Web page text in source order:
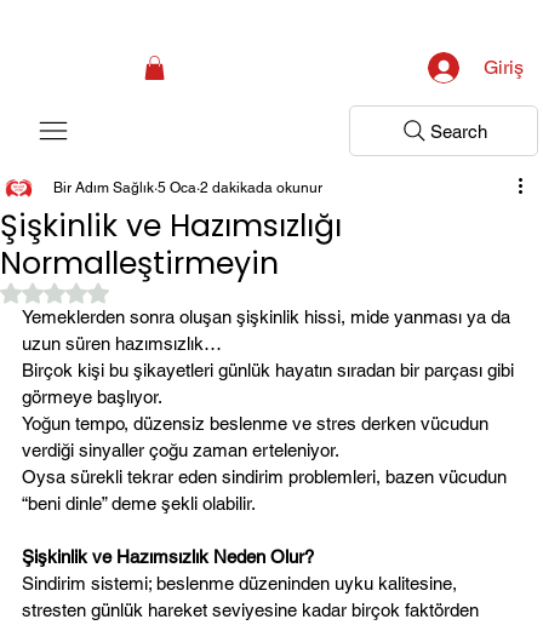
Giriş
Search
Şişkinlik ve Hazımsızlığı
Normalleştirmeyin
Bir Adım Sağlık 5 Oca 2 dakikada okunur
5 üzerinden NaN yıldız
Yemeklerden sonra oluşan şişkinlik hissi, mide yanması ya da
uzun süren hazımsızlık…
Birçok kişi bu şikayetleri günlük hayatın sıradan bir parçası gibi
görmeye başlıyor.
Yoğun tempo, düzensiz beslenme ve stres derken vücudun
verdiği sinyaller çoğu zaman erteleniyor.
Oysa sürekli tekrar eden sindirim problemleri, bazen vücudun
“beni dinle” deme şekli olabilir.
Şişkinlik ve Hazımsızlık Neden Olur?
Sindirim sistemi; beslenme düzeninden uyku kalitesine,
stresten günlük hareket seviyesine kadar birçok faktörden